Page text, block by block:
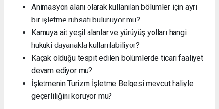
Animasyon alanı olarak kullanılan bölümler için ayrı
bir işletme ruhsatı bulunuyor mu?
Kamuya ait yeşil alanlar ve yürüyüş yolları hangi
hukuki dayanakla kullanılabiliyor?
Kaçak olduğu tespit edilen bölümlerde ticari faaliyet
devam ediyor mu?
İşletmenin Turizm İşletme Belgesi mevcut haliyle
geçerliliğini koruyor mu?